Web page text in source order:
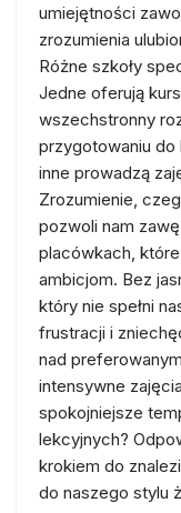
umiejętności
zrozumienia
Różne szkoły
Jedne oferują
wszechstronny
przygotowaniu do
inne prowadzą
Zrozumienie,
pozwoli nam
placówkach,
ambicjom. Bez
który nie spełni
frustracji i
nad
intensywne
spokojniejsze
lekcyjnych?
krokiem do
do naszego stylu